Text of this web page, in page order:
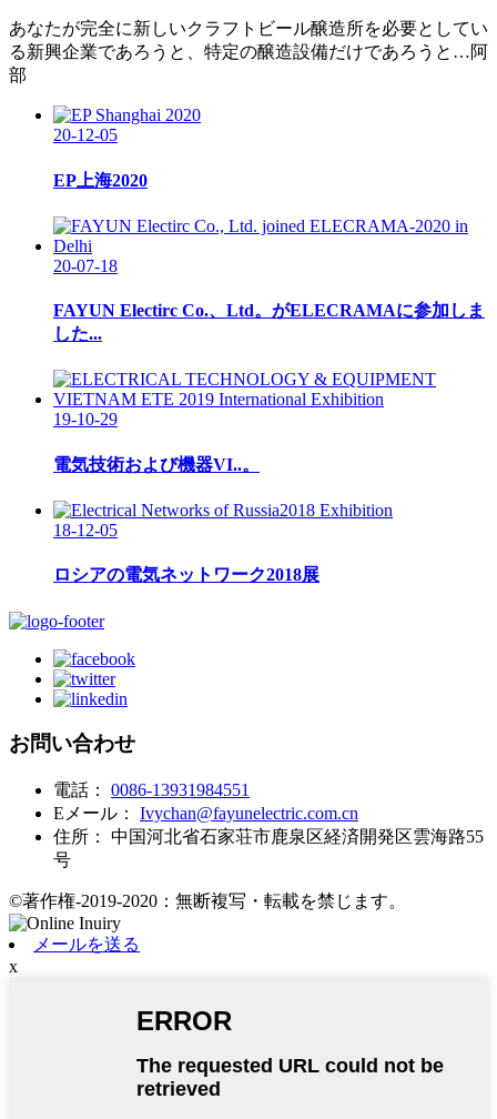
あなたが完全に新しいクラフトビール醸造所を必要としてい
る新興企業であろうと、特定の醸造設備だけであろうと…阿
部
20-12-05
EP上海2020
20-07-18
FAYUN Electirc Co.、Ltd。がELECRAMAに参加しま
した...
19-10-29
電気技術および機器VI..。
18-12-05
ロシアの電気ネットワーク2018展
お問い合わせ
電話：
0086-13931984551
Eメール：
Ivychan@fayunelectric.com.cn
住所：
中国河北省石家荘市鹿泉区経済開発区雲海路55
号
©著作権-2019-2020：無断複写・転載を禁じます。
メールを送る
x